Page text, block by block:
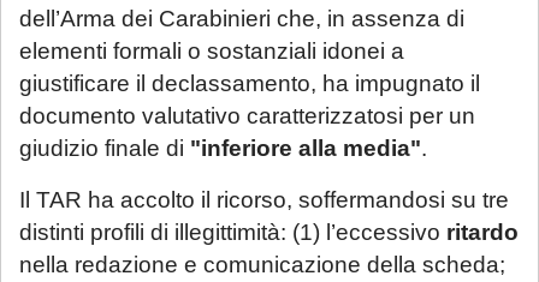
dell’Arma dei Carabinieri che, in assenza di
elementi formali o sostanziali idonei a
giustificare il declassamento, ha impugnato il
documento valutativo caratterizzatosi per un
giudizio finale di "inferiore alla media".
Il TAR ha accolto il ricorso, soffermandosi su tre
distinti profili di illegittimità: (1) l’eccessivo ritardo
nella redazione e comunicazione della scheda;